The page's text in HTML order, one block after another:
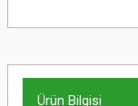
Ürün Bilgisi